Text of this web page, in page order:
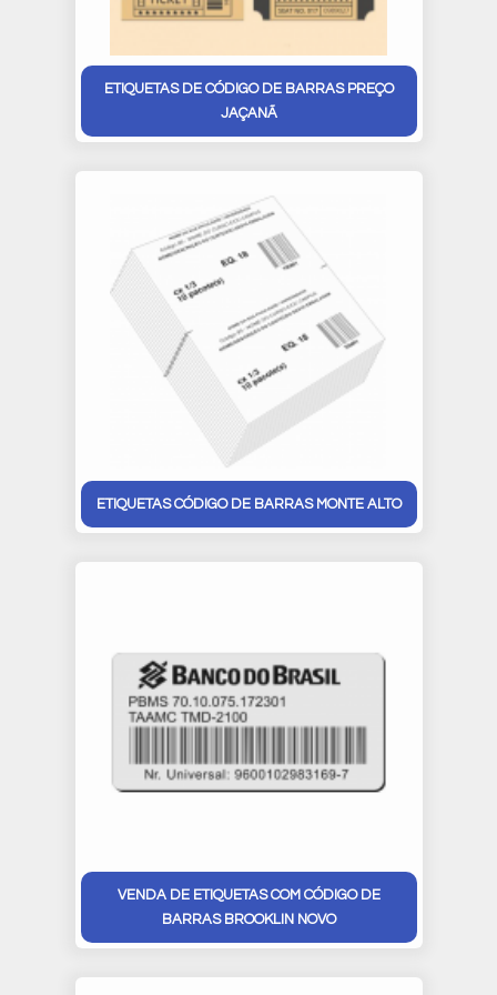
ETIQUETAS DE CÓDIGO DE BARRAS PREÇO
JAÇANÃ
ETIQUETAS CÓDIGO DE BARRAS MONTE ALTO
VENDA DE ETIQUETAS COM CÓDIGO DE
BARRAS BROOKLIN NOVO